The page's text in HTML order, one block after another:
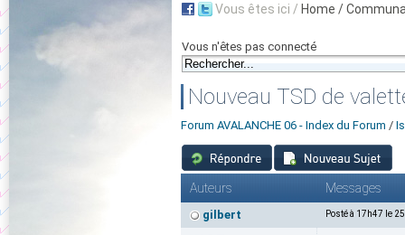
Vous êtes ici / Home /
Vous n'êtes pas connecté
Nouveau TSD de
Forum AVALANCHE 06 - Index du Forum /
Auteurs Messages
gilbert Posté à 17h47 le